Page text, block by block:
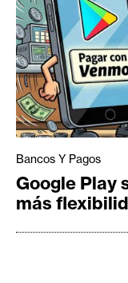
Bancos Y Pagos
Google Play
más